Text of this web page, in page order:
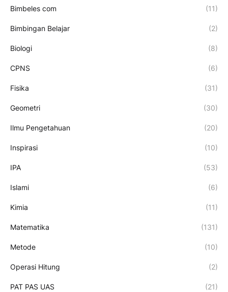
Bimbeles com (11)
Bimbingan Belajar (2)
Biologi (8)
CPNS (6)
Fisika (31)
Geometri (30)
Ilmu Pengetahuan (20)
Inspirasi (10)
IPA (53)
Islami (6)
Kimia (11)
Matematika (131)
Metode (10)
Operasi Hitung (2)
PAT PAS UAS (21)